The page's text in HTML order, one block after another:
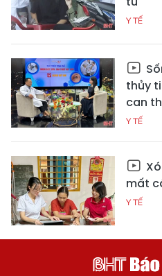
Y TẾ
thủy
can
Y TẾ
mất
Y TẾ